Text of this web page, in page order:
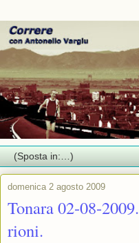
domenica 2 agosto 2009
Tonara 02-08-
rioni.